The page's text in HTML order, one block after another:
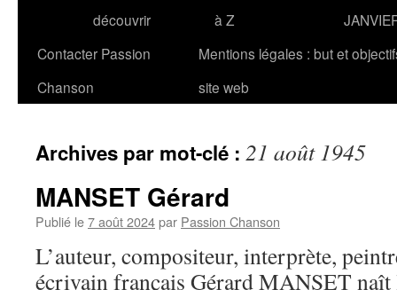
découvrir
à Z
Contacter Passion
Chanson
Mentions légales : but et
site web
Archives par mot-clé : 21 août 1945
MANSET Gérard
Publié le7 août 2024par Passion Chanson
L’auteur, compositeur, interprète,
écrivain français Gérard MANSET naît